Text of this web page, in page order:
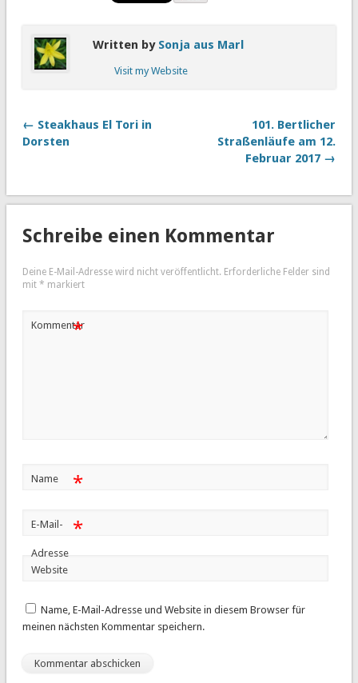
Written by Sonja aus Marl
Visit my Website
← Steakhaus El Tori in
Dorsten
101. Bertlicher
Straßenläufe am 12.
Februar 2017 →
Schreibe einen Kommentar
Deine E-Mail-Adresse wird nicht veröffentlicht. Erforderliche Felder sind
mit * markiert
Kommentar
*
Name *
E-Mail-
Adresse
*
Website
Name, E-Mail-Adresse und Website in diesem Browser für
meinen nächsten Kommentar speichern.